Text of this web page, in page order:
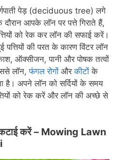
पेड़ (deciduous tree) लगे
आपके लॉन पर पत्ते गिराते हैं,
को रेक कर लॉन की सफाई करें।
पत्तियों की परत के कारण विंटर लॉन
ऑक्सीजन, पानी और पोषक तत्वों
लॉन,फंगल रोगों औरकीटों के
है। अपने लॉन को सर्दियों के समय
को रेक करें और लॉन की अच्छे से
करें – Mowing Lawn